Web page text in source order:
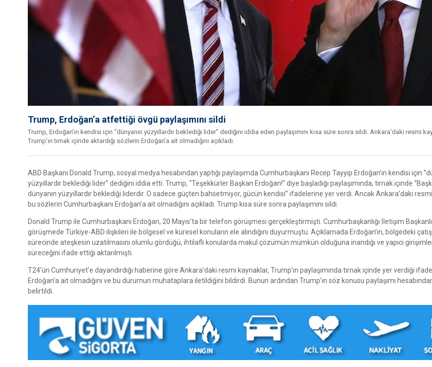
Trump, Erdoğan’a atfettiği övgü paylaşımını sildi
Trump, Erdoğan’ın kendisi için “dünyanın yüzyıllardır beklediği lider” dediğini iddia eden paylaşımını kısa süre sonra sildi. Ankara’daki resmi
Trump’ın tırnak içinde aktardığı sözlerin Erdoğan’a ait olmadığını açıkladı.
ABD Başkanı Donald Trump, sosyal medya hesabından yaptığı paylaşımda Cumhurbaşkanı Recep Tayyip Erdoğan’ın kendisi için
yüzyıllardır beklediği lider” dediğini iddia etti. Trump, “Teşekkürler Başkan Erdoğan!” diye başladığı paylaşımında, tırnak içinde
dünyanın yüzyıllardır beklediği liderdir. O sadece güçten bahsetmiyor, gücün kendisi” ifadelerine yer verdi. Ancak Ankara’daki
bu sözlerin Cumhurbaşkanı Erdoğan’a ait olmadığını açıkladı. Trump kısa süre sonra paylaşımını sildi.
Donald Trump ile Cumhurbaşkanı Erdoğan, 20 Mayıs’ta bir telefon görüşmesi gerçekleştirmişti. Cumhurbaşkanlığı İletişim
görüşmede Türkiye-ABD ilişkileri ile bölgesel ve küresel konuların ele alındığını duyurmuştu. Açıklamada Erdoğan’ın, bölgedeki
sürecinde ateşkesin uzatılmasını olumlu gördüğü, ihtilaflı konularda makul çözümün mümkün olduğuna inandığı ve yapıcı
süreceğini ifade ettiği aktarılmıştı.
T24’ün Cumhuriyet’e dayandırdığı haberine göre Ankara’daki resmi kaynaklar, Trump’ın paylaşımında tırnak içinde yer verdiği
Erdoğan’a ait olmadığını ve bu durumun muhataplara iletildiğini bildirdi. Bunun ardından Trump’ın söz konusu paylaşımı hesabından
belirtildi.